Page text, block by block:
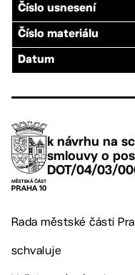
Číslo usnesení
Číslo materiálu
Datum
k návrhu na
smlouvy o
DOT/04/03/
Rada městské části
schvaluje